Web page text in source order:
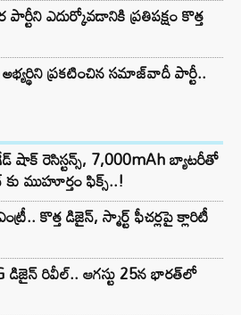
ఎదుర్కోవడానికి ప్రతిపక్షం కొత్త
ప్రకటించిన సమాజ్‌వాదీ పార్టీ..
షాక్ రెసిస్టన్స్, 7,000mAh బ్యాటరీతో
ముహూర్తం ఫిక్స్..!
కొత్త డిజైన్, స్మార్ట్ ఫీచర్లపై క్లారిటీ
డిజైన్ రివీల్.. ఆగస్టు 25న భారత్‌లో